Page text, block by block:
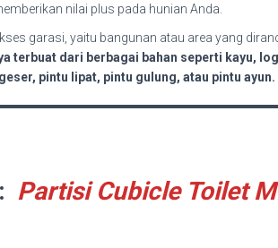
nilai plus pada hunian Anda.
garasi, yaitu bangunan atau area yang
terbuat dari berbagai bahan seperti kayu,
pintu lipat, pintu gulung, atau pintu ayun.
Partisi Cubicle Toilet